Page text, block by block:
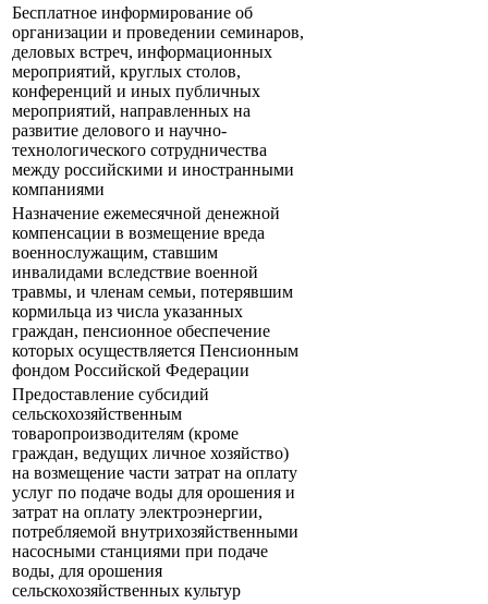
Бесплатное информирование об
организации и проведении семинаров,
деловых встреч, информационных
мероприятий, круглых столов,
конференций и иных публичных
мероприятий, направленных на
развитие делового и научно-
технологического сотрудничества
между российскими и иностранными
компаниями
Назначение ежемесячной денежной
компенсации в возмещение вреда
военнослужащим, ставшим
инвалидами вследствие военной
травмы, и членам семьи, потерявшим
кормильца из числа указанных
граждан, пенсионное обеспечение
которых осуществляется Пенсионным
фондом Российской Федерации
Предоставление субсидий
сельскохозяйственным
товаропроизводителям (кроме
граждан, ведущих личное хозяйство)
на возмещение части затрат на оплату
услуг по подаче воды для орошения и
затрат на оплату электроэнергии,
потребляемой внутрихозяйственными
насосными станциями при подаче
воды, для орошения
сельскохозяйственных культур